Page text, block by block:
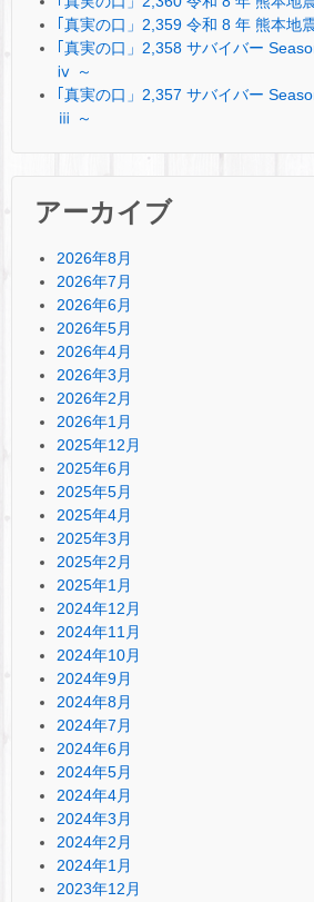
｢真実の口」2,359 令和 8 年 熊本地
｢真実の口」2,358 サバイバー
ⅳ ～
｢真実の口」2,357 サバイバー
ⅲ ～
アーカイブ
2026年8月
2026年7月
2026年6月
2026年5月
2026年4月
2026年3月
2026年2月
2026年1月
2025年12月
2025年6月
2025年5月
2025年4月
2025年3月
2025年2月
2025年1月
2024年12月
2024年11月
2024年10月
2024年9月
2024年8月
2024年7月
2024年6月
2024年5月
2024年4月
2024年3月
2024年2月
2024年1月
2023年12月